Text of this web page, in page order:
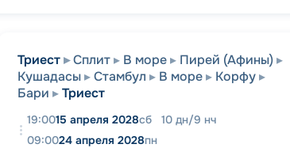
Триест Сплит В море
Пирей (Афины)
Кушадасы
Стамбул В море
Корфу
Бари
Триест
19:0015 апреля 2028сб 10 дн/9 нч
09:0024 апреля 2028пн